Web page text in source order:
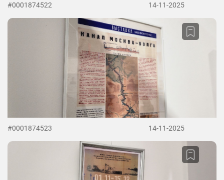
#0001874522 14-11-2025
#0001874523 14-11-2025